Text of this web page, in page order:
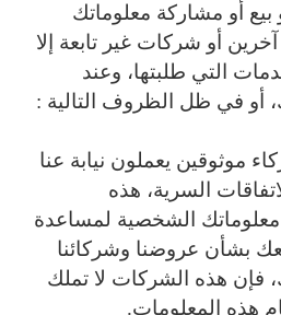
بيع أو مشاركة معلوماتك
أو شركات غير تابعة إلا
التي طلبتها، وعند
أو في ظل الظروف التالية :
موثوقين يعملون نيابة عنا
السرية، هذه
الشخصية لمساعدة
بشأن عروضنا وشركائنا
فإن هذه الشركات لا تملك
هذه المعلومات.